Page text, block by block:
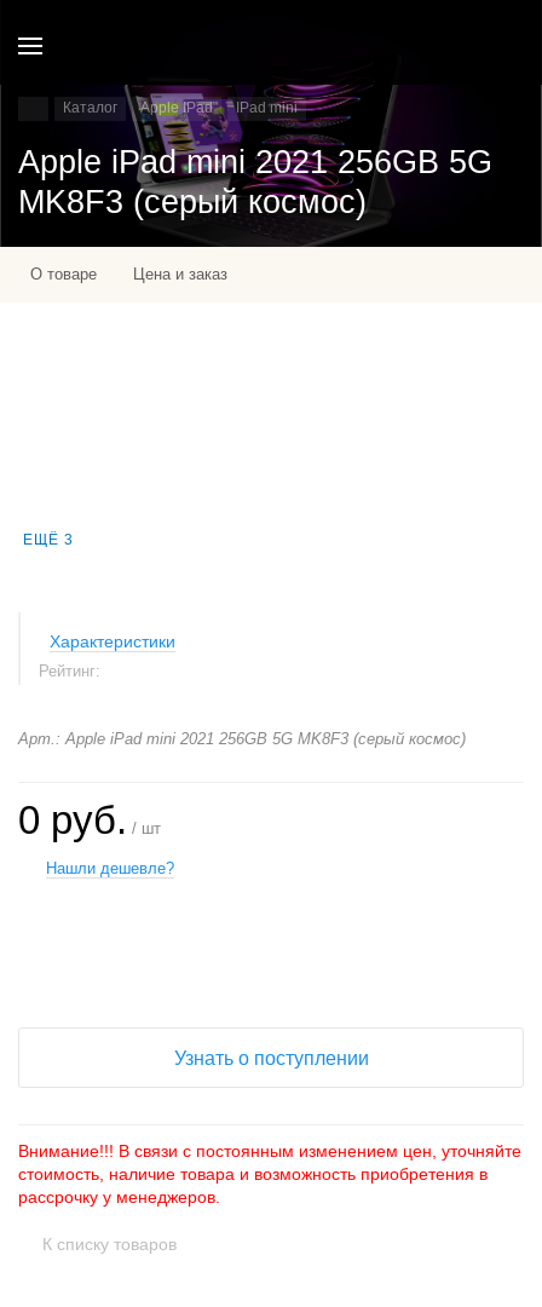
Каталог Apple IPad IPad mini
Apple iPad mini 2021 256GB 5G
MK8F3 (серый космос)
О товаре Цена и заказ
ЕЩЁ 3
Характеристики
Рейтинг:
Арт.: Apple iPad mini 2021 256GB 5G MK8F3 (серый космос)
0 руб. / шт
Нашли дешевле?
Узнать о поступлении
Внимание!!! В связи с постоянным изменением цен, уточняйте
стоимость, наличие товара и возможность приобретения в
рассрочку у менеджеров.
К списку товаров